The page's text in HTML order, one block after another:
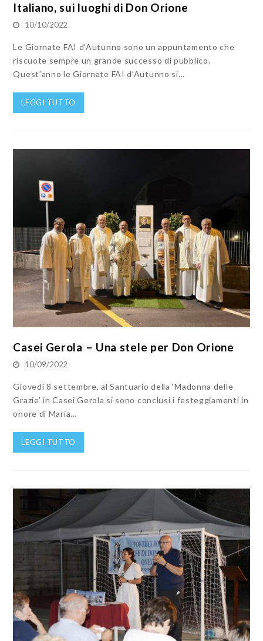
Italiano, sui luoghi di Don Orione
10/10/2022
Le Giornate FAI d’Autunno sono un appuntamento che
riscuote sempre un grande successo di pubblico.
Quest’anno le Giornate FAI d’Autunno si…
LEGGI TUTTO
Casei Gerola – Una stele per Don Orione
10/09/2022
Giovedì 8 settembre, al Santuario della ‘Madonna delle
Grazie’ in Casei Gerola si sono conclusi i festeggiamenti in
onore di Maria…
LEGGI TUTTO